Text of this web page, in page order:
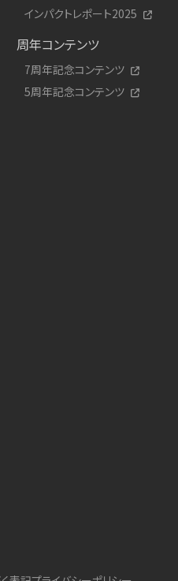
インパクトレポート2025
周年コンテンツ
7周年記念コンテンツ
5周年記念コンテンツ